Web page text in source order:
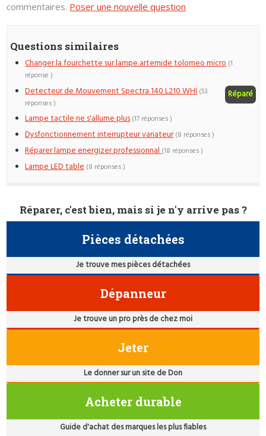
commentaires. Poser une nouvelle question
Questions similaires
Changer la fourchette sur lampe artemide tolomeo micro (1
réponse )
Detecteur de Mouvement Spectra 140 L210 WHI Réparé
(53
réponses )
Lampe tactile ne s'allume plus (17 réponses )
Dysfonctionnement interrupteur variateur (8 réponses )
Réparer lampe energizer professionnal(18 réponses )
Lampe LED table (8 réponses )
Réparer, c'est bien, mais si je n'y arrive pas ?
Pièces détachées
Je trouve mes pièces détachées
Dépanneur
Je trouve un pro près de chez moi
Jeter
Le donner sur un site de Don
Acheter durable
Guide d'achat des marques les plus fiables